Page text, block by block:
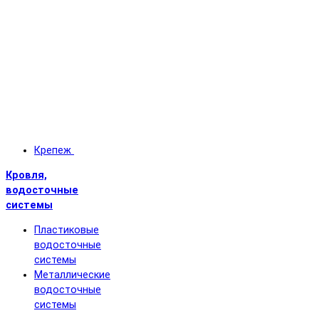
Крепеж
Кровля,
водосточные
системы
Пластиковые
водосточные
системы
Металлические
водосточные
системы